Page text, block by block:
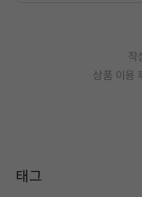
작
상품 이용
태그